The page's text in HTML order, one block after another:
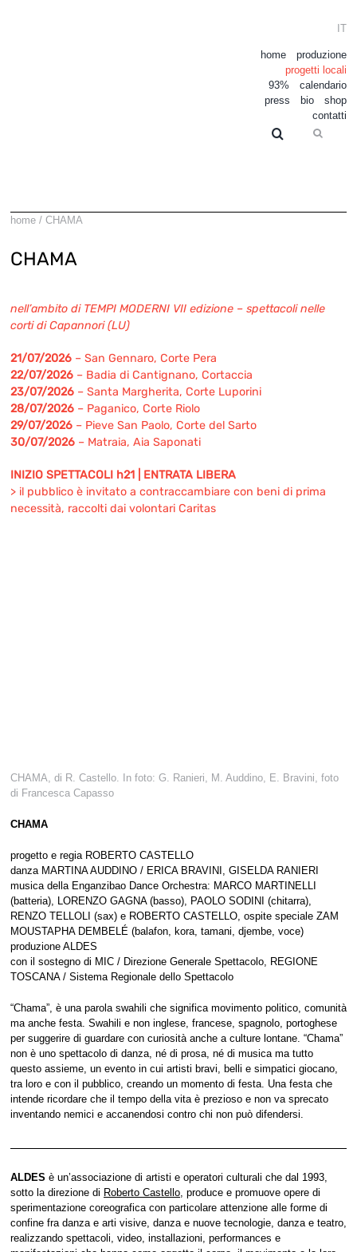
IT
home
produzione
progetti locali
93%
calendario
press
bio
shop
contatti
Cerca
home / CHAMA
CHAMA
nell’ambito di TEMPI MODERNI VII edizione – spettacoli nelle
corti di Capannori (LU)
21/07/2026 – San Gennaro, Corte Pera
22/07/2026 – Badia di Cantignano, Cortaccia
23/07/2026 – Santa Margherita, Corte Luporini
28/07/2026 – Paganico, Corte Riolo
29/07/2026 – Pieve San Paolo, Corte del Sarto
30/07/2026 – Matraia, Aia Saponati
INIZIO SPETTACOLI h21 | ENTRATA LIBERA
> il pubblico è invitato a contraccambiare con beni di prima
necessità, raccolti dai volontari Caritas
CHAMA, di R. Castello. In foto: G. Ranieri, M. Auddino, E. Bravini, foto
di Francesca Capasso
CHAMA
progetto e regia ROBERTO CASTELLO
danza MARTINA AUDDINO / ERICA BRAVINI, GISELDA RANIERI
musica della Enganzibao Dance Orchestra: MARCO MARTINELLI
(batteria), LORENZO GAGNA (basso), PAOLO SODINI (chitarra),
RENZO TELLOLI (sax) e ROBERTO CASTELLO, ospite speciale ZAM
MOUSTAPHA DEMBELÉ (balafon, kora, tamani, djembe, voce)
produzione ALDES
con il sostegno di MIC / Direzione Generale Spettacolo, REGIONE
TOSCANA / Sistema Regionale dello Spettacolo
“Chama”, è una parola swahili che significa movimento politico, comunità
ma anche festa. Swahili e non inglese, francese, spagnolo, portoghese
per suggerire di guardare con curiosità anche a culture lontane. “Chama”
non è uno spettacolo di danza, né di prosa, né di musica ma tutto
questo assieme, un evento in cui artisti bravi, belli e simpatici giocano,
tra loro e con il pubblico, creando un momento di festa. Una festa che
intende ricordare che il tempo della vita è prezioso e non va sprecato
inventando nemici e accanendosi contro chi non può difendersi.
ALDES è un’associazione di artisti e operatori culturali che dal 1993,
sotto la direzione di Roberto Castello, produce e promuove opere di
sperimentazione coreografica con particolare attenzione alle forme di
confine fra danza e arti visive, danza e nuove tecnologie, danza e teatro,
realizzando spettacoli, video, installazioni, performances e